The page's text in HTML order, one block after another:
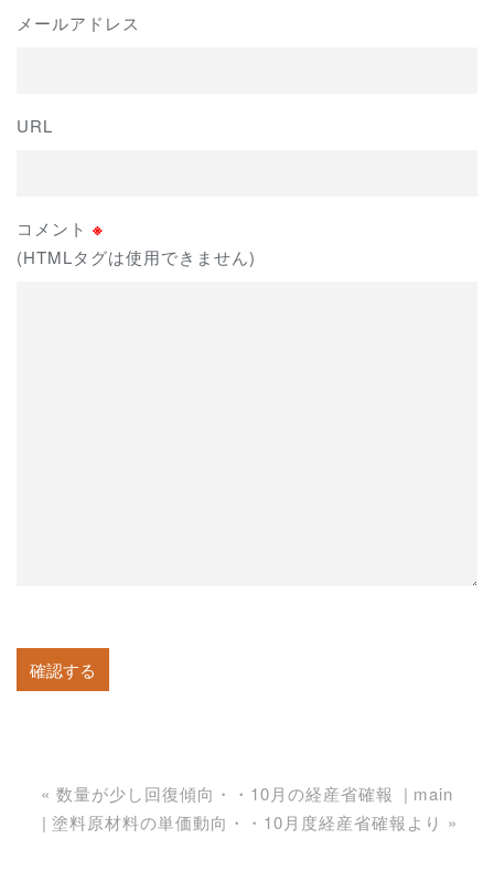
メールアドレス
URL
コメント ※
(HTMLタグは使用できません)
« 数量が少し回復傾向・・10月の経産省確報
main
塗料原材料の単価動向・・10月度経産省確報より »